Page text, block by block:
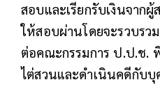
สอบและเรียกรับเงินจาก
ให้สอบผ่านโดยจะรวบร
ต่อคณะกรรมการ ป.ป.ช.
ไต่สวนและดำเนินคดีกับ